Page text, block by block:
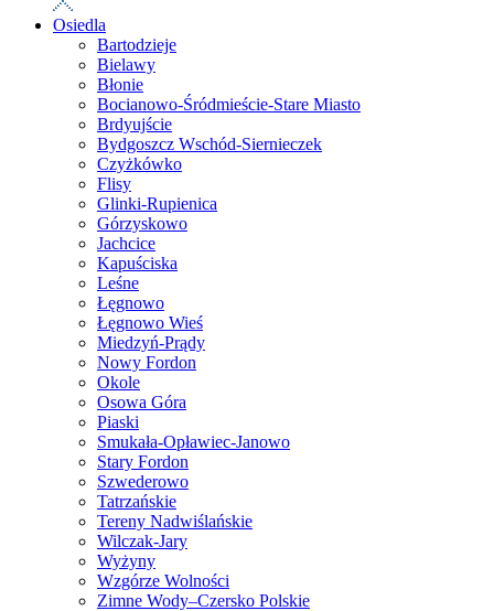
Osiedla
Bartodzieje
Bielawy
Błonie
Bocianowo-Śródmieście-Stare Miasto
Brdyujście
Bydgoszcz Wschód-Siernieczek
Czyżkówko
Flisy
Glinki-Rupienica
Górzyskowo
Jachcice
Kapuściska
Leśne
Łęgnowo
Łęgnowo Wieś
Miedzyń-Prądy
Nowy Fordon
Okole
Osowa Góra
Piaski
Smukała-Opławiec-Janowo
Stary Fordon
Szwederowo
Tatrzańskie
Tereny Nadwiślańskie
Wilczak-Jary
Wyżyny
Wzgórze Wolności
Zimne Wody–Czersko Polskie